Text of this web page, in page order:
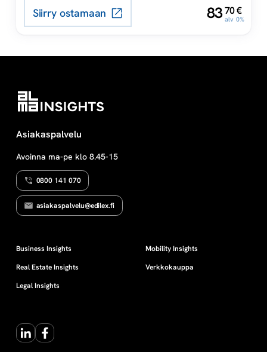
esitettävistä tiedoista annettu
selityksin.
83,70€
alv 0%
Siirry ostamaan
Asiakaspalvelu
Avoinna ma-pe klo 8.45-15
0800 141 070
asiakaspalvelu@edilex.fi
Business Insights
Real Estate Insights
Legal Insights
Mobility Insights
Verkkokauppa
LinkedInFacebook